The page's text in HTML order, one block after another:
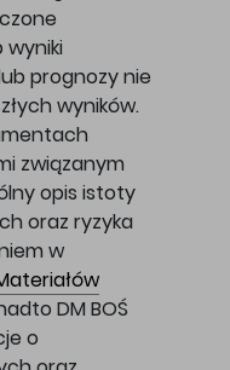
prognozy nie
wyników.
związanym
opis istoty
oraz ryzyka
w
DM BOŚ
o